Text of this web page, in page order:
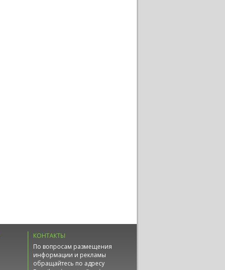
КОНТАКТЫ
По вопросам размещения
информации и рекламы
обращайтесь по адресу